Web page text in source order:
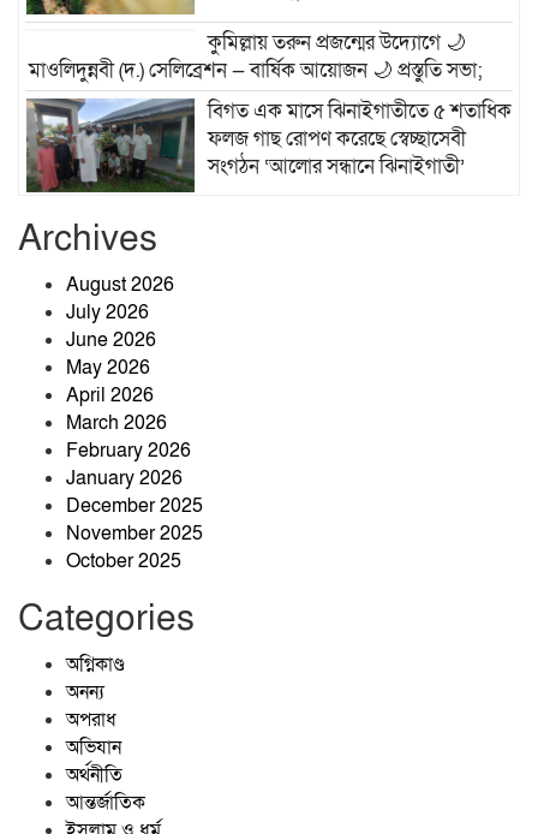
কুমিল্লায় তরুন প্রজন্মের উদ্যোগে 🌙
মাওলিদুন্নবী (দ.) সেলিব্রেশন — বার্ষিক আয়োজন 🌙 প্রস্তুতি সভা;
বিগত এক মাসে ঝিনাইগাতীতে ৫ শতাধিক
ফলজ গাছ রোপণ করেছে স্বেচ্ছাসেবী
সংগঠন ‘আলোর সন্ধানে ঝিনাইগাতী’
Archives
August 2026
July 2026
June 2026
May 2026
April 2026
March 2026
February 2026
January 2026
December 2025
November 2025
October 2025
Categories
অগ্নিকাণ্ড
অনন্য
অপরাধ
অভিযান
অর্থনীতি
আন্তর্জাতিক